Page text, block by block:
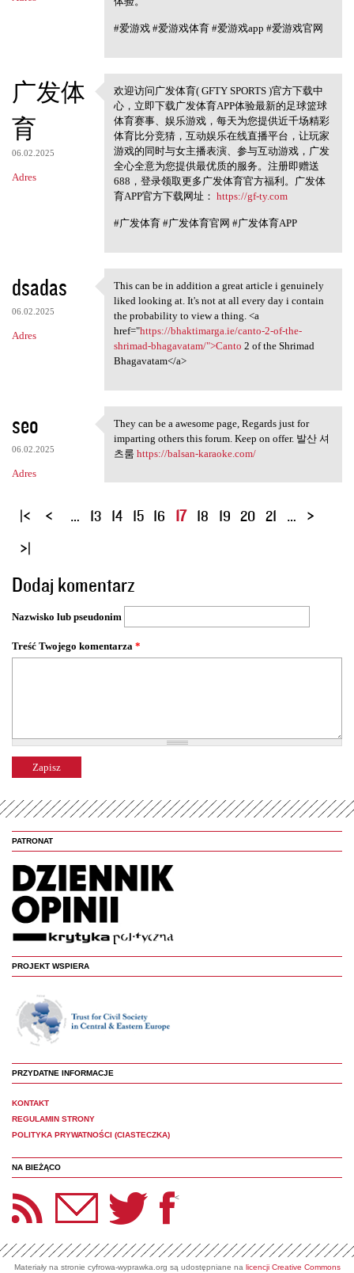
#爱游戏 #爱游戏体育 #爱游戏app #爱游戏官网
广发体
育
06.02.2025
Adres
欢迎访问广发体育( GFTY SPORTS )
官方下载中心
欢迎访问广发体育( GFTY SPORTS )官方下载中
心，立即下载广发体育APP体验最新的足球篮球
体育赛事、娱乐游戏，每天为您提供近千场精彩
体育比分竞猜，互动娱乐在线直播平台，让玩家
游戏的同时与女主播表演、参与互动游戏，广发
全心全意为您提供最优质的服务。注册即赠送
688，登录领取更多广发体育官方福利。广发体
育APP官方下载网址： https://gf-ty.com
#广发体育 #广发体育官网 #广发体育APP
dsadas
06.02.2025
Adres
This can be in addition a
This can be in addition a great article i genuinely
liked looking at. It's not at all every day i contain
the probability to view a thing. <a
href="https://bhaktimarga.ie/canto-2-of-the-
shrimad-bhagavatam/">Canto 2 of the Shrimad
Bhagavatam</a>
seo
06.02.2025
Adres
They can be a awesome page,
They can be a awesome page, Regards just for
imparting others this forum. Keep on offer. 발산 셔
츠룸 https://balsan-karaoke.com/
S
o
n
y
… 13 14 15 16 17 18 19 20 21 …
Dodaj komentarz
Nazwisko lub pseudonim
Treść Twojego komentarza *
PATRONAT
PROJEKT WSPIERA
PRZYDATNE INFORMACJE
KONTAKT
REGULAMIN STRONY
POLITYKA PRYWATNOŚCI (CIASTECZKA)
NA BIEŻĄCO
Panoptyka Facebook <
Materiały na stronie cyfrowa-wyprawka.org są udostępniane na licencji Creative Commons